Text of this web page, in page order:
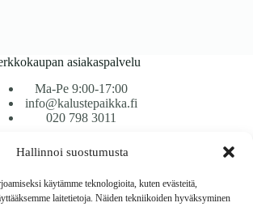
Hallinnoi suostumusta
käytämme teknologioita, kuten evästeitä,
laitetietoja. Näiden tekniikoiden hyväksyminen
asiakaspalvelu
Ma-Pe 9:00-17:00
info@kalustepaikka.fi
020 798 3011
/ Maksutavat
Toimitustavat
Maksutavat